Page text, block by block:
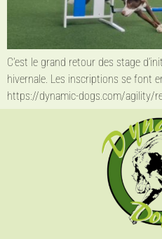
C’est le grand retour des stage
hivernale. Les inscriptions se font
https://dynamic-dogs.com/agility/